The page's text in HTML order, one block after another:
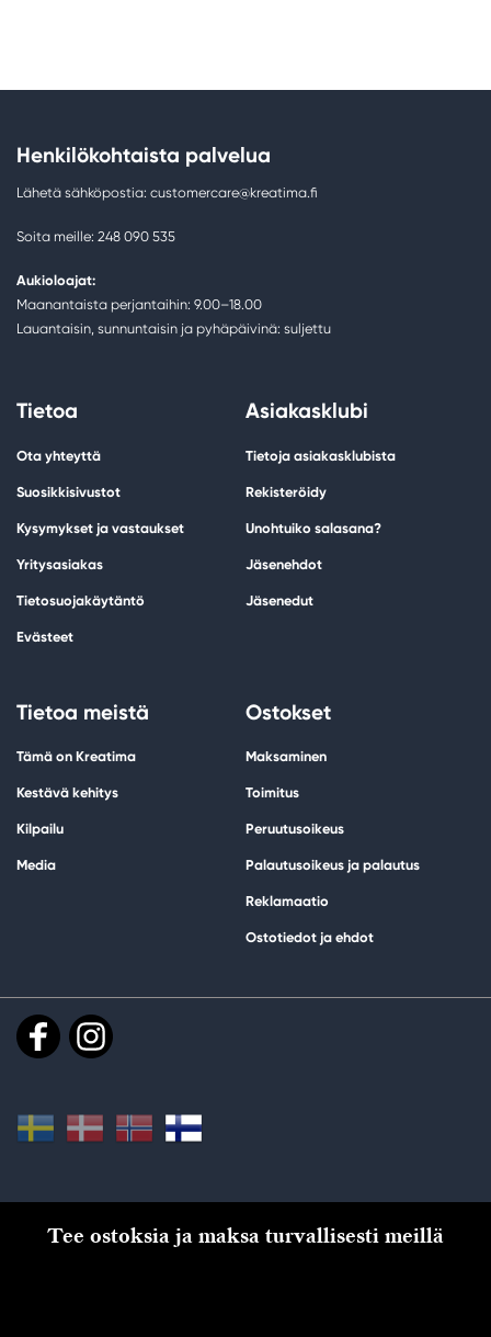
Henkilökohtaista palvelua
Lähetä sähköpostia: customercare@kreatima.fi
Soita meille: 248 090 535
Aukioloajat:
Maanantaista perjantaihin: 9.00–18.00
Lauantaisin, sunnuntaisin ja pyhäpäivinä: suljettu
Tietoa
Ota yhteyttä
Suosikkisivustot
Kysymykset ja vastaukset
Yritysasiakas
Tietosuojakäytäntö
Evästeet
Asiakasklubi
Tietoja asiakasklubista
Rekisteröidy
Unohtuiko salasana?
Jäsenehdot
Jäsenedut
Tietoa meistä
Tämä on Kreatima
Kestävä kehitys
Kilpailu
Media
Ostokset
Maksaminen
Toimitus
Peruutusoikeus
Palautusoikeus ja palautus
Reklamaatio
Ostotiedot ja ehdot
Tee ostoksia ja maksa turvallisesti meillä